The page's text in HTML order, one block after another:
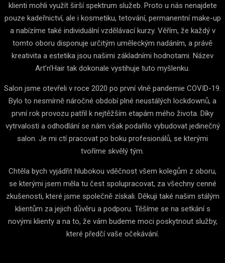
klienti mohli využít širší spektrum služeb. Proto u nás nenajdete
pouze kadeřnictví, ale i kosmetiku, tetování, permanentní make-up
a nabízíme také individuální vzdělávací kurzy. Věřím, že každý v
tomto oboru disponuje určitým uměleckým nadáním, a právě
kreativita a estetika jsou našimi základními hodnotami. Název
Art’n’Hair tak dokonale vystihuje tuto myšlenku.
Salon jsme otevřeli v roce 2020 po první vlně pandemie COVID-19.
Bylo to nesmírně náročné období plné neustálých lockdownů, a
první rok provozu patřil k nejtěžším etapám mého života. Díky
vytrvalosti a odhodlání se nám však podařilo vybudovat jedinečný
salon. Je mi ctí pracovat po boku profesionálů, se kterými
tvoříme skvělý tým.
Chtěla bych vyjádřit hlubokou vděčnost všem kolegům z oboru,
se kterými jsem měla tu čest spolupracovat, za všechny cenné
zkušenosti, které jsme společně získali. Děkuji také našim stálým
klientům za jejich důvěru a podporu. Těšíme se na setkání s
novými klienty a na to, že vám budeme moci poskytnout služby,
které předčí vaše očekávání.